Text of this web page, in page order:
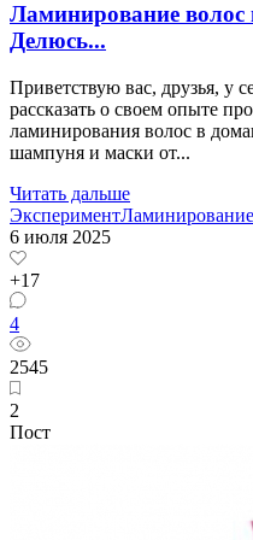
Ламинирование
Делюсь...
Приветствую вас, друзья, у
рассказать о своем опыте
ламинирования волос в
шампуня и маски от...
Читать дальше
ЭкспериментЛаминирование
6 июля 2025
+17
4
2545
2
Пост